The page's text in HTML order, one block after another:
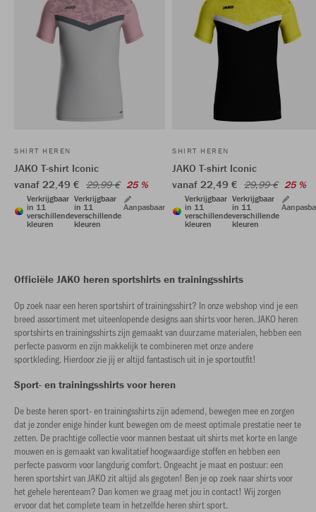
SHIRT HEREN
JAKO T-shirt Iconic
vanaf 22,49 € 29,99 € 25 %
Verkrijgbaar
in 11
verschillende
kleuren
Verkrijgbaar
in 11
verschillende
kleuren
Aanpasbaar
SHIRT HEREN
JAKO T-shirt Iconic
vanaf 22,49 € 29,99 € 25 %
Verkrijgbaar
in 11
verschillende
kleuren
Verkrijgbaar
in 11
verschillende
kleuren
Officiële JAKO heren sportshirts en trainingsshirts
Op zoek naar een heren sportshirt of trainingsshirt? In onze webshop vind je een
breed assortiment met uiteenlopende designs aan shirts voor heren. JAKO heren
sportshirts en trainingsshirts zijn gemaakt van duurzame materialen, hebben een
perfecte pasvorm en zijn makkelijk te combineren met onze andere
sportkleding. Hierdoor zie jij er altijd fantastisch uit in je sportoutfit!
Sport- en trainingsshirts voor heren
De beste heren sport- en trainingsshirts zijn ademend, bewegen mee en zorgen
dat je zonder enige hinder kunt bewegen om de meest optimale prestatie neer te
zetten. De prachtige collectie voor mannen bestaat uit shirts met korte en lange
mouwen en is gemaakt van kwalitatief hoogwaardige stoffen en hebben een
perfecte pasvorm voor langdurig comfort. Ongeacht je maat en postuur: een
heren sportshirt van JAKO zit altijd als gegoten! Ben je op zoek naar shirts voor
het gehele herenteam? Dan komen we graag met jou in contact! Wij zorgen
ervoor dat het complete team in hetzelfde heren shirt sport.